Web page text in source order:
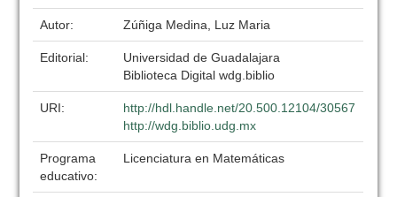
Autor: Zúñiga Medina, Luz Maria
Editorial:
Universidad de Guadalajara
Biblioteca Digital wdg.biblio
URI:
http://hdl.handle.net/20.500.12104/30567
http://wdg.biblio.udg.mx
Programa
educativo:
Licenciatura en Matemáticas